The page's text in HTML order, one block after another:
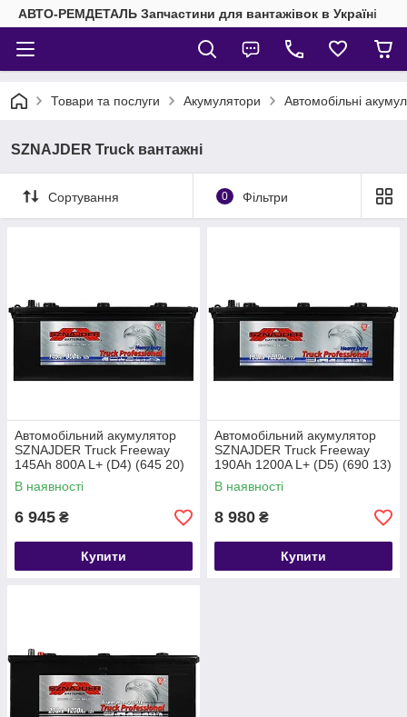
АВТО-РЕМДЕТАЛЬ Запчастини для вантажівок в Україні
Товари та послуги Акумулятори Автомобільні
SZNAJDER Truck вантажні
Сортування 0 Фільтри
Автомобільний акумулятор
SZNAJDER Truck Freeway
145Ah 800A L+ (D4) (645 20)
В наявності
6 945 ₴
Купити
Автомобільний акумулятор
SZNAJDER Truck Freeway
190Ah 1200A L+ (D5) (690 13)
В наявності
8 980 ₴
Купити